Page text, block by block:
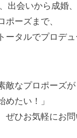
出会いから成婚
ポーズまで、
ータルでプロデ
敵なプロポーズが
めたい！」
ぜひお気軽にお